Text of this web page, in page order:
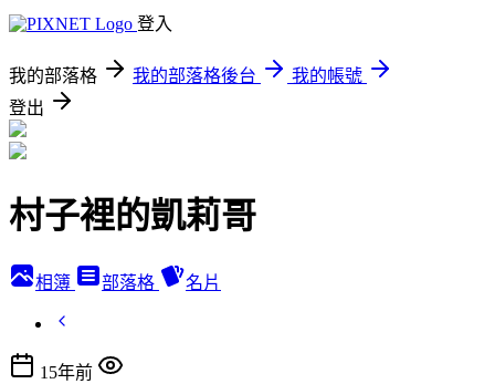
登入
我的部落格 我的部落格後台
我的帳號
登出
村子裡的凱莉哥
相簿 部落格 名片
15年前